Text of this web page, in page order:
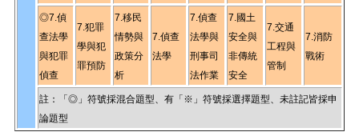
◎7.偵
查法學
與犯罪
偵查
7.犯罪
學與犯
罪預防
7.移民
情勢與
政策分
析
7.偵查
法學
7.偵查
法學與
刑事司
法作業
7.國土
安全與
非傳統
安全
7.交通
工程與
管制
7.消防
戰術
註：「◎」符號採混合題型、有「※」符號採選擇題型、未註記皆採申
論題型